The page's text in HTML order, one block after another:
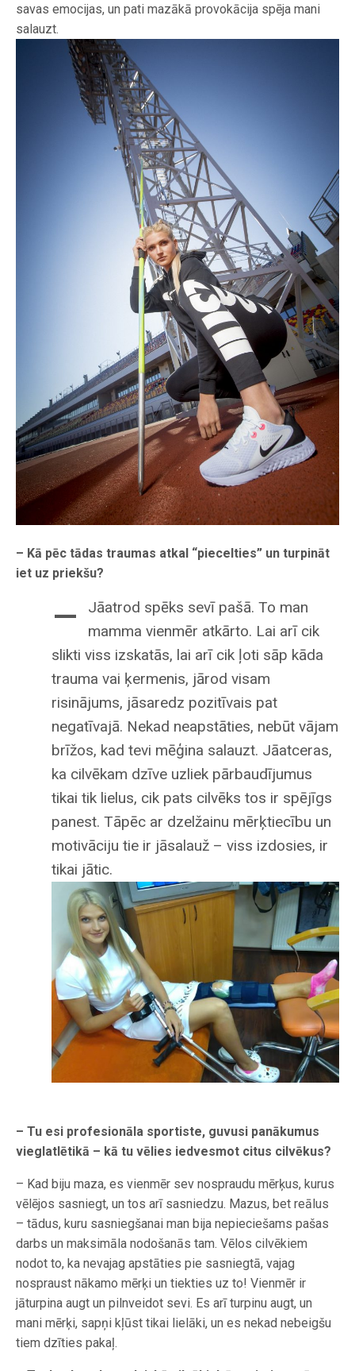
savas emocijas, un pati mazākā provokācija spēja mani
salauzt.
– Kā pēc tādas traumas atkal “piecelties” un turpināt
iet uz priekšu?
–
Jāatrod spēks sevī pašā. To man
mamma vienmēr atkārto. Lai arī cik
slikti viss izskatās, lai arī cik ļoti sāp kāda
trauma vai ķermenis, jārod visam
risinājums, jāsaredz pozitīvais pat
negatīvajā. Nekad neapstāties, nebūt vājam
brīžos, kad tevi mēģina salauzt. Jāatceras,
ka cilvēkam dzīve uzliek pārbaudījumus
tikai tik lielus, cik pats cilvēks tos ir spējīgs
panest. Tāpēc ar dzelžainu mērķtiecību un
motivāciju tie ir jāsalauž – viss izdosies, ir
tikai jātic.
– Tu esi profesionāla sportiste, guvusi panākumus
vieglatlētikā – kā tu vēlies iedvesmot citus cilvēkus?
– Kad biju maza, es vienmēr sev nospraudu mērķus, kurus
vēlējos sasniegt, un tos arī sasniedzu. Mazus, bet reālus
– tādus, kuru sasniegšanai man bija nepieciešams pašas
darbs un maksimāla nodošanās tam. Vēlos cilvēkiem
nodot to, ka nevajag apstāties pie sasniegtā, vajag
nospraust nākamo mērķi un tiekties uz to! Vienmēr ir
jāturpina augt un pilnveidot sevi. Es arī turpinu augt, un
mani mērķi, sapņi kļūst tikai lielāki, un es nekad nebeigšu
tiem dzīties pakaļ.